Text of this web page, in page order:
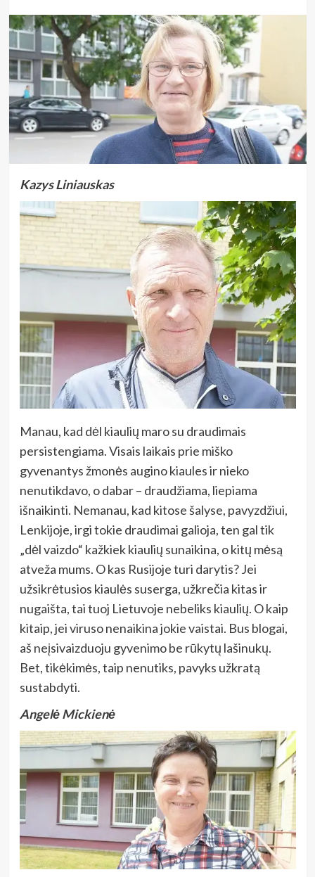
Kazys Liniauskas
Manau, kad dėl kiaulių maro su draudimais
persistengiama. Visais laikais prie miško
gyvenantys žmonės augino kiaules ir nieko
nenutikdavo, o dabar – draudžiama, liepiama
išnaikinti. Nemanau, kad kitose šalyse, pavyzdžiui,
Lenkijoje, irgi tokie draudimai galioja, ten gal tik
„dėl vaizdo“ kažkiek kiaulių sunaikina, o kitų mėsą
atveža mums. O kas Rusijoje turi darytis? Jei
užsikrėtusios kiaulės suserga, užkrečia kitas ir
nugaišta, tai tuoj Lietuvoje nebeliks kiaulių. O kaip
kitaip, jei viruso nenaikina jokie vaistai. Bus blogai,
aš neįsivaizduoju gyvenimo be rūkytų lašinukų.
Bet, tikėkimės, taip nenutiks, pavyks užkratą
sustabdyti.
Angelė Mickienė